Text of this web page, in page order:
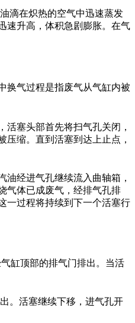
滴在炽热的空气中迅速蒸发
速升高，体积急剧膨胀。在气
换气过程是指废气从气缸内被
塞头部首先将扫气孔关闭，
缩。直到活塞到达上止点，
经进气孔继续流入曲轴箱，
气体已成废气，经排气孔排
一过程将持续到下一个活塞行
缸顶部的排气门排出。当活
。活塞继续下移，进气孔开